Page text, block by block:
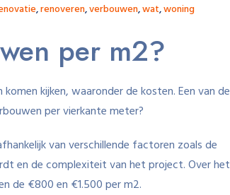
,renoveren,verbouwen,wat,woning
per m2?
kijken, waaronder de kosten. Een van de
per vierkante meter?
van verschillende factoren zoals de
en de complexiteit van het project. Over het
de €800 en €1.500 per m2.